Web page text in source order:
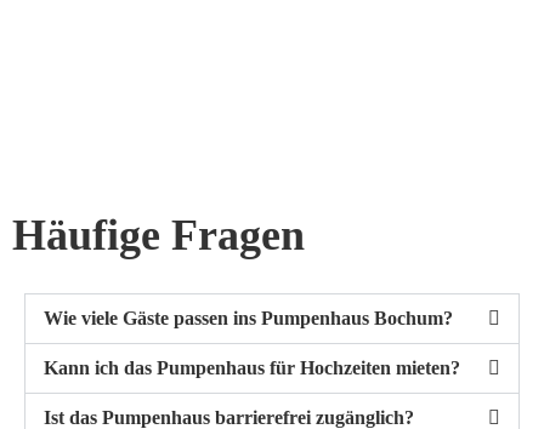
Häufige Fragen
Wie viele Gäste passen ins Pumpenhaus Bochum?
Kann ich das Pumpenhaus für Hochzeiten mieten?
Ist das Pumpenhaus barrierefrei zugänglich?